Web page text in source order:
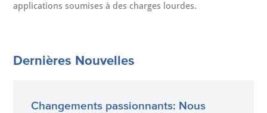
applications soumises à des charges lourdes.
Dernières Nouvelles
Changements passionnants: Nous